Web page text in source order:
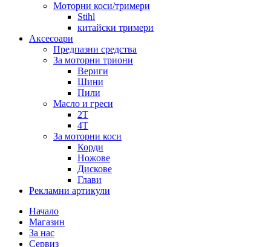
Моторни коси/тримери
Stihl
китайски тримери
Аксесоари
Предпазни средства
За моторни триони
Вериги
Шини
Пили
Масло и греси
2Т
4Т
За моторни коси
Корди
Ножове
Дискове
Глави
Рекламни артикули
Начало
Магазин
За нас
Сервиз